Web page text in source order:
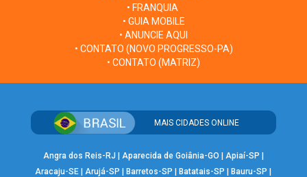
• FRANQUIA
• GUIA MOBILE
• ANUNCIE AQUI
• CONTATO (NOVO PROGRESSO-PA)
• CONTATO (MATRIZ)
MAIS CIDADES ONLINE
Angra dos Reis-RJ | Aparecida de Goiânia-GO | Apiaí-SP |
Aracaju-SE | Arujá-SP |Barretos-SP |Batatais-SP |Bauru-SP |